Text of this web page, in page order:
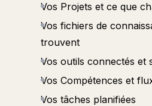
Vos Projets et ce que
Vos fichiers de
trouvent
Vos outils connectés et
Vos Compétences et
Vos tâches planifiées